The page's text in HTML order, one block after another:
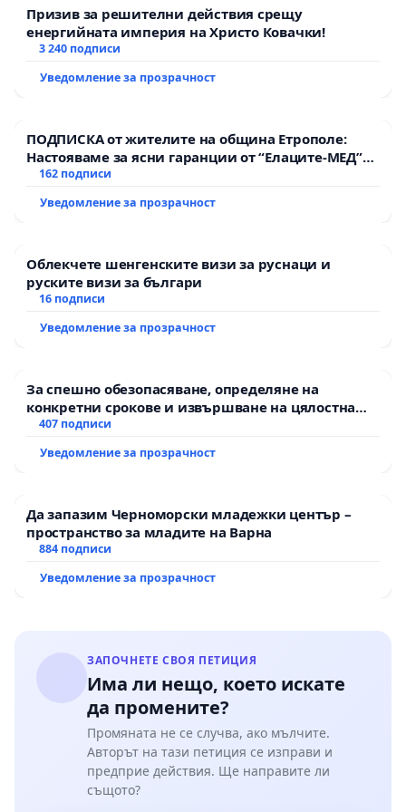
водомерите е по-дълъг от един месец,
операторът ежемесечно начислява служебно
количество изразходвана вода, определено въз
основа на средния месечен разход от редовно
предходната година. След отчитане на
показанията на водомерите количеството вода
се изравнява в съответствие с реалното
потребление.
от 17.08.2012 г.) за потребителите, чиито
индивидуални водомери не са отчетени в
срока по т. 1 или не са подадени самоотчети,
редовни отчета;
питейни качества при равни условия, с
икономически обосновани разходи за
доставката ѝ до имотите им
остаряла наредба трябва да се промени!
С подписа си в тази петиция, Вие
декларирате, че сте съгласни:
Призив за решителни действия срещу
енергийната империя на Христо Ковачки!
3 240 подписи
Уведомление за прозрачност
ПОДПИСКА от жителите на община Етрополе:
Настояваме за ясни гаранции от “Елаците-МЕД”
АД и от държавата, че ще се изпълнят всички
162 подписи
Уведомление за прозрачност
Облекчете шенгенските визи за руснаци и
руските визи за българи
16 подписи
Уведомление за прозрачност
За спешно обезопасяване, определяне на
конкретни срокове и извършване на цялостна
рехабилитация на републиканския път между
Мирово - к.к. Момин проход
407 подписи
Уведомление за прозрачност
Да запазим Черноморски младежки център –
пространство за младите на Варна
884 подписи
Уведомление за прозрачност
ЗАПОЧНЕТЕ СВОЯ ПЕТИЦИЯ
Има ли нещо, което искате
да промените?
Промяната не се случва, ако мълчите.
Авторът на тази петиция се изправи и
предприе действия. Ще направите ли
същото?